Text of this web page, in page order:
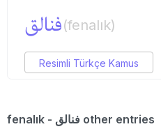
فنالق(fenalık)
Resimli Türkçe Kamus
fenalık - فنالق other entries